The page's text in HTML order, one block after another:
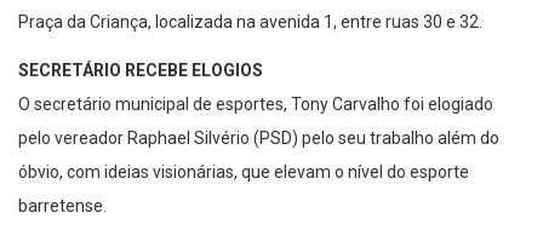
Praça da Criança, localizada na avenida 1, entre ruas 30 e 32.
SECRETÁRIO RECEBE ELOGIOS
O secretário municipal de esportes, Tony Carvalho foi elogiado
pelo vereador Raphael Silvério (PSD) pelo seu trabalho além do
óbvio, com ideias visionárias, que elevam o nível do esporte
barretense.